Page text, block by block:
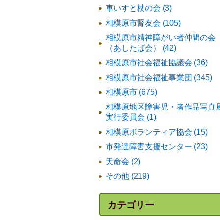
車いすと杖の会 (3)
相模原市腎友会 (105)
相模原市精神障がい者仲間の会
（あしたば会） (42)
相模原市社会福祉協議会 (36)
相模原市社会福祉事業団 (345)
相模原市 (675)
相模原地区障害児・者作品写真
実行委員会 (1)
相模原ボランティア協会 (15)
市発達障害支援センター (23)
天命会 (2)
その他 (219)
カテゴリー